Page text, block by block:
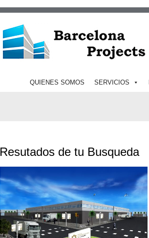
QUIENES SOMOS SERVICIOS
Resutados de tu Busqueda